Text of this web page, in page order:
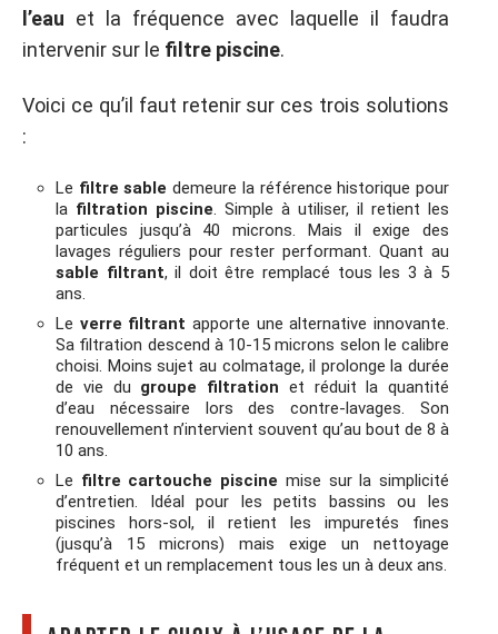
l’eau et la fréquence avec laquelle il faudra
intervenir sur le filtre piscine.
Voici ce qu’il faut retenir sur ces trois solutions
:
Le filtre sable demeure la référence historique pour
la filtration piscine . Simple à utiliser, il retient les
particules jusqu’à 40 microns. Mais il exige des
lavages réguliers pour rester performant. Quant au
sable filtrant, il doit être remplacé tous les 3 à 5
ans.
Le verre filtrant apporte une alternative innovante.
Sa filtration descend à 10-15 microns selon le calibre
choisi. Moins sujet au colmatage, il prolonge la durée
de vie du groupe filtration et réduit la quantité
d’eau nécessaire lors des contre-lavages. Son
renouvellement n’intervient souvent qu’au bout de 8 à
10 ans.
Le filtre cartouche piscine mise sur la simplicité
d’entretien. Idéal pour les petits bassins ou les
piscines hors-sol, il retient les impuretés fines
(jusqu’à 15 microns) mais exige un nettoyage
fréquent et un remplacement tous les un à deux ans.